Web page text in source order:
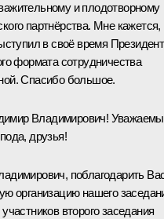
и плодотворному
партнёрства. Мне кажется,
в своё время Президент
формата сотрудничества
Спасибо большое.
Владимирович!
друзья!
поблагодарить
организацию нашего
второго заседания